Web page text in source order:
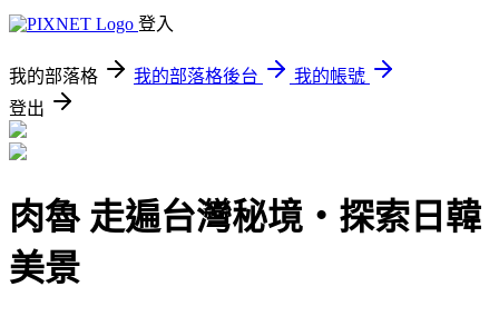
登入
我的部落格 我的部落格後台
我的帳號
登出
肉魯 走遍台灣秘境・探索日韓
美景